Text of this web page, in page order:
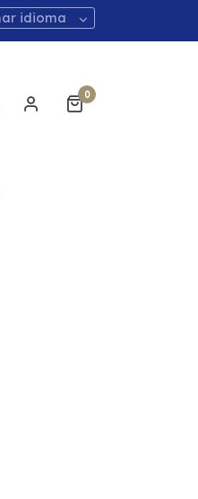
idioma
0